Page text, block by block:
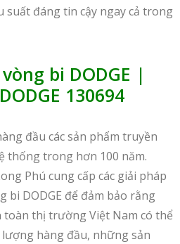
suất đáng tin cậy ngay cả trong
bi DODGE |
130694
đầu các sản phẩm truyền
thống trong hơn 100 năm.
Phú cung cấp các giải pháp
bi DODGE để đảm bảo rằng
thị trường Việt Nam có thể
hàng đầu, những sản